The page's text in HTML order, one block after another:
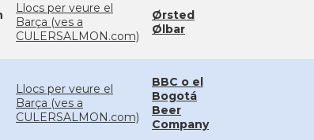
Llocs per veure el
Barça (ves a
CULERSALMON.com)
Ørsted
Ølbar
Llocs per veure el
Barça (ves a
CULERSALMON.com)
BBC o el
Bogotá
Beer
Company